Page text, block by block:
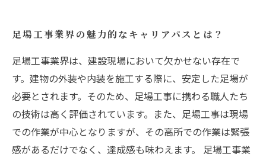
足場工事業界の魅力的なキャリアパスとは？
足場工事業界は、建設現場において欠かせない存在で
す。建物の外装や内装を施工する際に、安定した足場が
必要とされます。そのため、足場工事に携わる職人たち
の技術は高く評価されています。また、足場工事は現場
での作業が中心となりますが、その高所での作業は緊張
感があるだけでなく、達成感も味わえます。 足場工事業